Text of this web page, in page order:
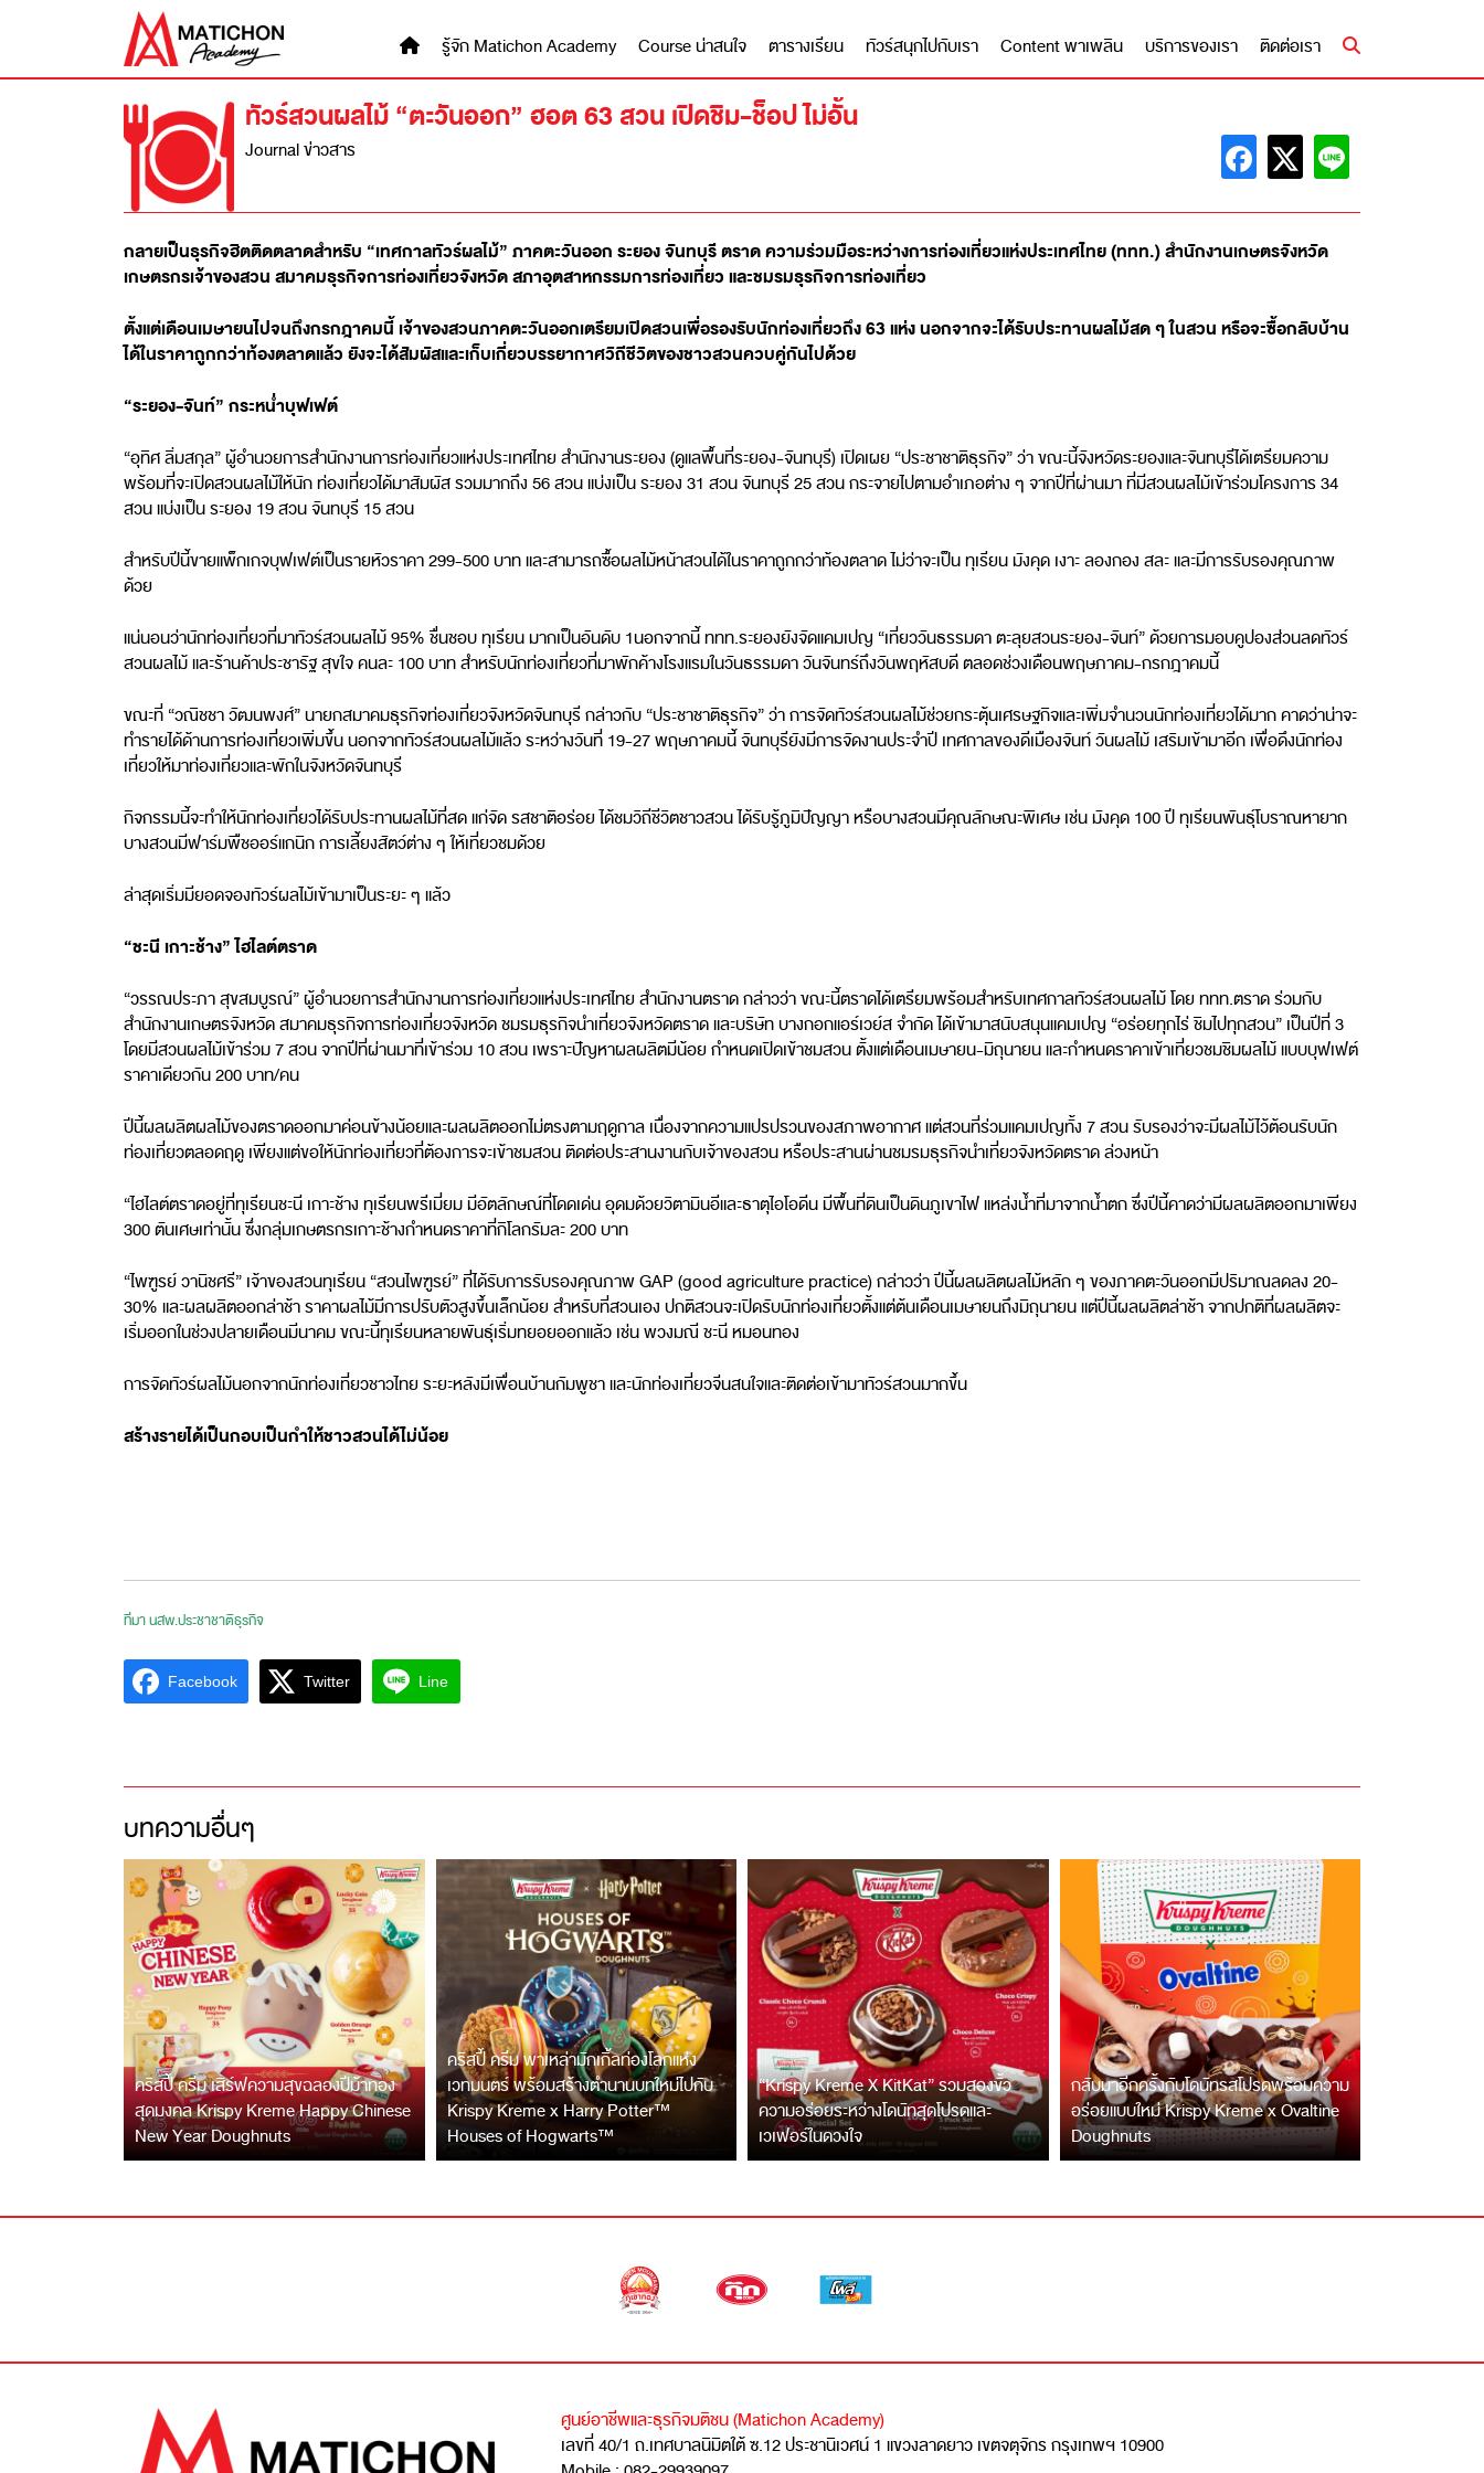
รู้จัก Matichon Academy Course น่าสนใจ ตารางเรียน ทัวร์สนุกไปกับเรา Content พาเพลิน บริการของเรา ติดต่อเรา
ทัวร์สวนผลไม้ “ตะวันออก” ฮอต 63 สวน เปิดชิม-ช็อป ไม่อั้น
Journal ข่าวสาร
กลายเป็นธุรกิจฮิตติดตลาดสำหรับ “เทศกาลทัวร์ผลไม้” ภาคตะวันออก ระยอง จันทบุรี ตราด ความร่วมมือระหว่างการท่องเที่ยวแห่งประเทศไทย (ททท.) สำนักงานเกษตรจังหวัด
เกษตรกรเจ้าของสวน สมาคมธุรกิจการท่องเที่ยวจังหวัด สภาอุตสาหกรรมการท่องเที่ยว และชมรมธุรกิจการท่องเที่ยว
ตั้งแต่เดือนเมษายนไปจนถึงกรกฎาคมนี้ เจ้าของสวนภาคตะวันออกเตรียมเปิดสวนเพื่อรองรับนักท่องเที่ยวถึง 63 แห่ง นอกจากจะได้รับประทานผลไม้สด ๆ ในสวน หรือจะซื้อกลับบ้าน
ได้ในราคาถูกกว่าท้องตลาดแล้ว ยังจะได้สัมผัสและเก็บเกี่ยวบรรยากาศวิถีชีวิตของชาวสวนควบคู่กันไปด้วย
“ระยอง-จันท์” กระหน่ำบุฟเฟต์
“อุทิศ ลิ่มสกุล” ผู้อำนวยการสำนักงานการท่องเที่ยวแห่งประเทศไทย สำนักงานระยอง (ดูแลพื้นที่ระยอง-จันทบุรี) เปิดเผย “ประชาชาติธุรกิจ” ว่า ขณะนี้จังหวัดระยองและจันทบุรีได้เตรียมความ
พร้อมที่จะเปิดสวนผลไม้ให้นัก ท่องเที่ยวได้มาสัมผัส รวมมากถึง 56 สวน แบ่งเป็น ระยอง 31 สวน จันทบุรี 25 สวน กระจายไปตามอำเภอต่าง ๆ จากปีที่ผ่านมา ที่มีสวนผลไม้เข้าร่วมโครงการ 34
สวน แบ่งเป็น ระยอง 19 สวน จันทบุรี 15 สวน
สำหรับปีนี้ขายแพ็กเกจบุฟเฟต์เป็นรายหัวราคา 299-500 บาท และสามารถซื้อผลไม้หน้าสวนได้ในราคาถูกกว่าท้องตลาด ไม่ว่าจะเป็น ทุเรียน มังคุด เงาะ ลองกอง สละ และมีการรับรองคุณภาพ
ด้วย
แน่นอนว่านักท่องเที่ยวที่มาทัวร์สวนผลไม้ 95% ชื่นชอบ ทุเรียน มากเป็นอันดับ 1นอกจากนี้ ททท.ระยองยังจัดแคมเปญ “เที่ยววันธรรมดา ตะลุยสวนระยอง-จันท์” ด้วยการมอบคูปองส่วนลดทัวร์
สวนผลไม้ และร้านค้าประชารัฐ สุขใจ คนละ 100 บาท สำหรับนักท่องเที่ยวที่มาพักค้างโรงแรมในวันธรรมดา วันจันทร์ถึงวันพฤหัสบดี ตลอดช่วงเดือนพฤษภาคม-กรกฎาคมนี้
ขณะที่ “วณิชชา วัฒนพงศ์” นายกสมาคมธุรกิจท่องเที่ยวจังหวัดจันทบุรี กล่าวกับ “ประชาชาติธุรกิจ” ว่า การจัดทัวร์สวนผลไม้ช่วยกระตุ้นเศรษฐกิจและเพิ่มจำนวนนักท่องเที่ยวได้มาก คาดว่าน่าจะ
ทำรายได้ด้านการท่องเที่ยวเพิ่มขึ้น นอกจากทัวร์สวนผลไม้แล้ว ระหว่างวันที่ 19-27 พฤษภาคมนี้ จันทบุรียังมีการจัดงานประจำปี เทศกาลของดีเมืองจันท์ วันผลไม้ เสริมเข้ามาอีก เพื่อดึงนักท่อง
เที่ยวให้มาท่องเที่ยวและพักในจังหวัดจันทบุรี
กิจกรรมนี้จะทำให้นักท่องเที่ยวได้รับประทานผลไม้ที่สด แก่จัด รสชาติอร่อย ได้ชมวิถีชีวิตชาวสวน ได้รับรู้ภูมิปัญญา หรือบางสวนมีคุณลักษณะพิเศษ เช่น มังคุด 100 ปี ทุเรียนพันธุ์โบราณหายาก
บางสวนมีฟาร์มพืชออร์แกนิก การเลี้ยงสัตว์ต่าง ๆ ให้เที่ยวชมด้วย
ล่าสุดเริ่มมียอดจองทัวร์ผลไม้เข้ามาเป็นระยะ ๆ แล้ว
“ชะนี เกาะช้าง” ไฮไลต์ตราด
“วรรณประภา สุขสมบูรณ์” ผู้อำนวยการสำนักงานการท่องเที่ยวแห่งประเทศไทย สำนักงานตราด กล่าวว่า ขณะนี้ตราดได้เตรียมพร้อมสำหรับเทศกาลทัวร์สวนผลไม้ โดย ททท.ตราด ร่วมกับ
สำนักงานเกษตรจังหวัด สมาคมธุรกิจการท่องเที่ยวจังหวัด ชมรมธุรกิจนำเที่ยวจังหวัดตราด และบริษัท บางกอกแอร์เวย์ส จำกัด ได้เข้ามาสนับสนุนแคมเปญ “อร่อยทุกไร่ ชิมไปทุกสวน” เป็นปีที่ 3
โดยมีสวนผลไม้เข้าร่วม 7 สวน จากปีที่ผ่านมาที่เข้าร่วม 10 สวน เพราะปัญหาผลผลิตมีน้อย กำหนดเปิดเข้าชมสวน ตั้งแต่เดือนเมษายน-มิถุนายน และกำหนดราคาเข้าเที่ยวชมชิมผลไม้ แบบบุฟเฟต์
ราคาเดียวกัน 200 บาท/คน
ปีนี้ผลผลิตผลไม้ของตราดออกมาค่อนข้างน้อยและผลผลิตออกไม่ตรงตามฤดูกาล เนื่องจากความแปรปรวนของสภาพอากาศ แต่สวนที่ร่วมแคมเปญทั้ง 7 สวน รับรองว่าจะมีผลไม้ไว้ต้อนรับนัก
ท่องเที่ยวตลอดฤดู เพียงแต่ขอให้นักท่องเที่ยวที่ต้องการจะเข้าชมสวน ติดต่อประสานงานกับเจ้าของสวน หรือประสานผ่านชมรมธุรกิจนำเที่ยวจังหวัดตราด ล่วงหน้า
“ไฮไลต์ตราดอยู่ที่ทุเรียนชะนี เกาะช้าง ทุเรียนพรีเมี่ยม มีอัตลักษณ์ที่โดดเด่น อุดมด้วยวิตามินอีและธาตุไอโอดีน มีพื้นที่ดินเป็นดินภูเขาไฟ แหล่งน้ำที่มาจากน้ำตก ซึ่งปีนี้คาดว่ามีผลผลิตออกมาเพียง
300 ตันเศษเท่านั้น ซึ่งกลุ่มเกษตรกรเกาะช้างกำหนดราคาที่กิโลกรัมละ 200 บาท
“ไพฑูรย์ วานิชศรี” เจ้าของสวนทุเรียน “สวนไพฑูรย์” ที่ได้รับการรับรองคุณภาพ GAP (good agriculture practice) กล่าวว่า ปีนี้ผลผลิตผลไม้หลัก ๆ ของภาคตะวันออกมีปริมาณลดลง 20-
30% และผลผลิตออกล่าช้า ราคาผลไม้มีการปรับตัวสูงขึ้นเล็กน้อย สำหรับที่สวนเอง ปกติสวนจะเปิดรับนักท่องเที่ยวตั้งแต่ต้นเดือนเมษายนถึงมิถุนายน แต่ปีนี้ผลผลิตล่าช้า จากปกติที่ผลผลิตจะ
เริ่มออกในช่วงปลายเดือนมีนาคม ขณะนี้ทุเรียนหลายพันธุ์เริ่มทยอยออกแล้ว เช่น พวงมณี ชะนี หมอนทอง
การจัดทัวร์ผลไม้นอกจากนักท่องเที่ยวชาวไทย ระยะหลังมีเพื่อนบ้านกัมพูชา และนักท่องเที่ยวจีนสนใจและติดต่อเข้ามาทัวร์สวนมากขึ้น
สร้างรายได้เป็นกอบเป็นกำให้ชาวสวนได้ไม่น้อย
ที่มา นสพ.ประชาชาติธุรกิจ
Facebook Twitter Line
บทความอื่นๆ
คริสปี้ ครีม เสิร์ฟความสุขฉลองปีม้าทอง
สุดมงคล Krispy Kreme Happy Chinese
New Year Doughnuts
คริสปี้ ครีม พาเหล่ามักเกิ้ลท่องโลกแห่ง
เวทมนตร์ พร้อมสร้างตำนานบทใหม่ไปกับ
Krispy Kreme x Harry Potter™
Houses of Hogwarts™
“Krispy Kreme X KitKat” รวมสองขั้ว
ความอร่อยระหว่างโดนัทสุดโปรดและ
เวเฟอร์ในดวงใจ
กลับมาอีกครั้งกับโดนัทรสโปรดพร้อมความ
อร่อยแบบใหม่ Krispy Kreme x Ovaltine
Doughnuts
ศูนย์อาชีพและธุรกิจมติชน (Matichon Academy)
เลขที่ 40/1 ถ.เทศบาลนิมิตใต้ ซ.12 ประชานิเวศน์ 1 แขวงลาดยาว เขตจตุจักร กรุงเทพฯ 10900